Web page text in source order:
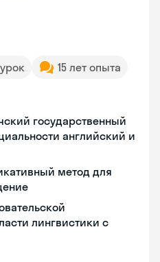
15 лет опыта
государственный
английский и
метод для
лингвистики с